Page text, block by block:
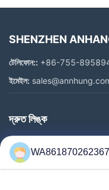
SHENZHEN
টেলিফোন:: +86-755-
ইমেইল:
দ্রুত লিঙ্ক
বাড়ি
পণ্য